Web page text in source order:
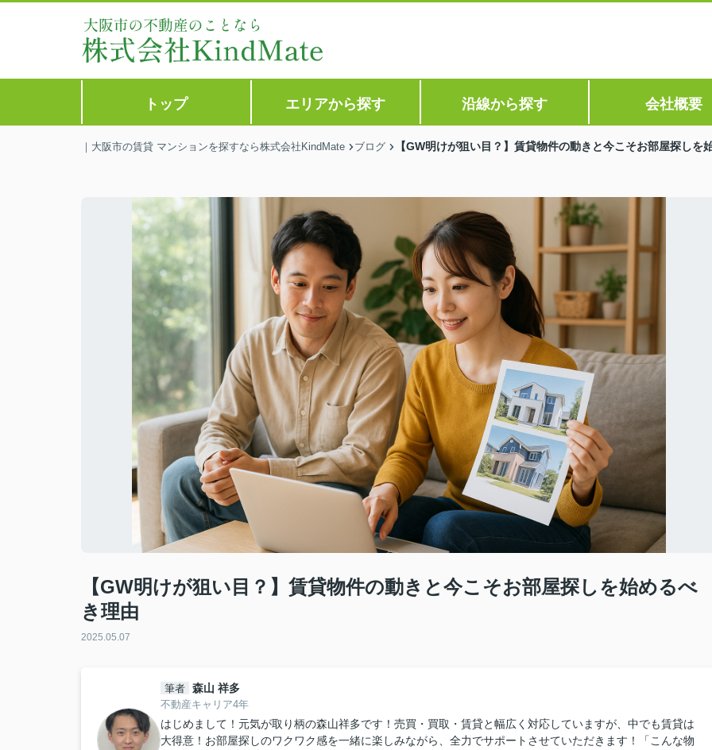
トップ エリアから探す 沿線から探す 会社概要
｜大阪市の賃貸 マンションを探すなら株式会社KindMate ブログ 【GW明けが狙い目？】賃貸物件の動きと今こそお部屋探しを
【GW明けが狙い目？】賃貸物件の動きと今こそお部屋探しを始めるべ
き理由
2025.05.07
筆者 森山 祥多
不動産キャリア4年
はじめまして！元気が取り柄の森山祥多です！売買・買取・賃貸と幅広く対応していますが、中でも賃貸は
大得意！お部屋探しのワクワク感を一緒に楽しみながら、全力でサポートさせていただきます！「こんな物